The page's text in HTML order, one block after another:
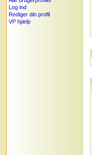
Log ind
Rediger din profil
VP hjælp